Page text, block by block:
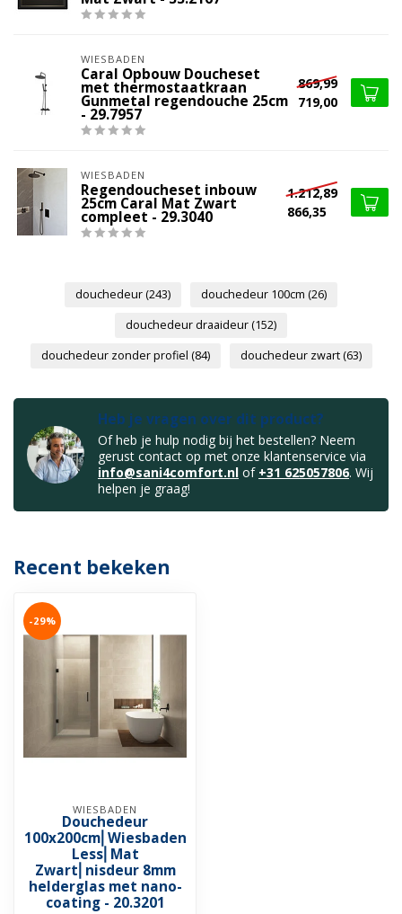
WIESBADEN
Caral Opbouw Doucheset
met thermostaatkraan
Gunmetal regendouche 25cm
- 29.7957
869,99
719,00
WIESBADEN
Regendoucheset inbouw
25cm Caral Mat Zwart
compleet - 29.3040
1.212,89
866,35
douchedeur(243) douchedeur 100cm (26)
douchedeur draaideur(152)
douchedeur zonder profiel (84) douchedeur zwart(63)
Heb je vragen over dit product?
Of heb je hulp nodig bij het bestellen? Neem
gerust contact op met onze klantenservice via
info@sani4comfort.nl of +31 625057806. Wij
helpen je graag!
Recent bekeken
-29%
WIESBADEN
Douchedeur
100x200cm⎢Wiesbaden
Less⎢Mat
Zwart⎢nisdeur 8mm
helderglas met nano-
coating - 20.3201